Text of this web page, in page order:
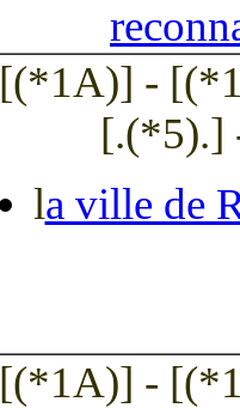
[(*1A)] -
[.(*5).]
la ville de
[(*1A)] -